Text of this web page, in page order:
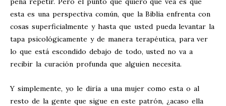
esta es una perspectiva común, que la Biblia enfrenta con
cosas superficialmente y hasta que usted pueda levantar la
tapa psicológicamente y de manera terapéutica, para ver
lo que está escondido debajo de todo, usted no va a
recibir la curación profunda que alguien necesita.
Y simplemente, yo le diría a una mujer como esta o al
resto de la gente que sigue en este patrón, ¿acaso ella